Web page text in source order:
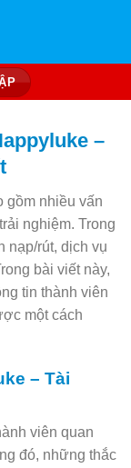
–
gồm nhiều vấn
nghiệm. Trong
nạp/rút, dịch vụ
bài viết này,
tin thành viên
một cách
– Tài
viên quan
đó, những thắc